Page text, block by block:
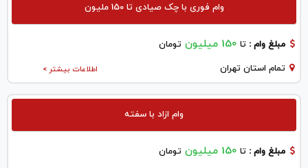
وام فوری با چک صیادی تا 150 ملیون
مبلغ وام : تا 150 میلیون تومان
اطلاعات بیشتر > تمام استان تهران
وام ازاد با سفته
مبلغ وام : تا 150 میلیون تومان